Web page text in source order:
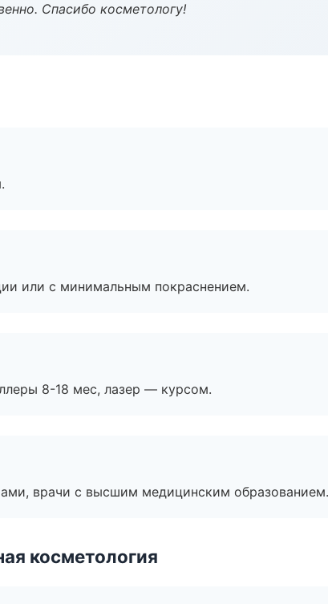
Спасибо косметологу!
или с минимальным покраснением.
8-18 мес, лазер — курсом.
врачи с высшим медицинским образованием.
косметология